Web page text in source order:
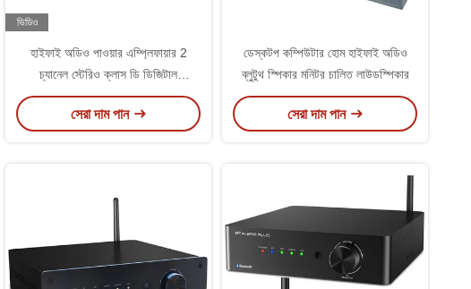
ভিডিও
হাইফাই অডিও পাওয়ার এম্প্লিফায়ার 2
চ্যানেল স্টেরিও ক্লাস ডি ডিজিটাল
ইন্টিগ্রেটেড ব্লুটুথ এম্প্লিফায়ার
সেরা দাম পান
ডেস্কটপ কম্পিউটার হোম হাইফাই অডিও
ব্লুটুথ স্পিকার মনিটর চালিত লাউডস্পিকার
সেরা দাম পান